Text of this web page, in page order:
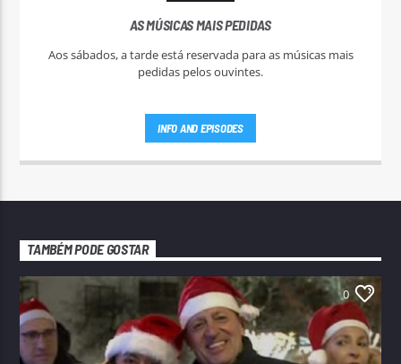
AS MÚSICAS MAIS PEDIDAS
Aos sábados, a tarde está reservada para as músicas mais
pedidas pelos ouvintes.
INFO AND EPISODES
TAMBÉM PODE GOSTAR
0